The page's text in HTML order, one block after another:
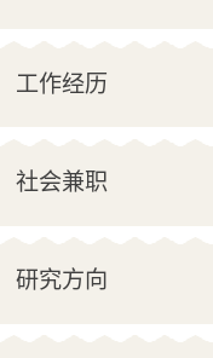
工作经历
社会兼职
研究方向